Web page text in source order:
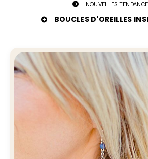
NOUVELLES
BOUCLES D'OREILLES